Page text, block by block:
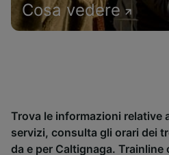
Cosa vedere
Trova le informazioni relative
servizi, consulta gli orari dei
da e per Caltignaga. Trainline